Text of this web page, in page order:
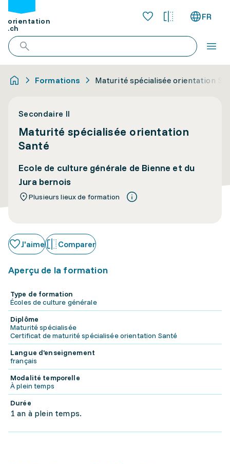
orientation
.ch
FR
Formations Maturité spécialisée orientation
Secondaire II
Maturité spécialisée orientation
Santé
Ecole de culture générale de Bienne et du
Jura bernois
Plusieurs lieux de formation
J'aime Comparer
Aperçu de la formation
Type de formation
Écoles de culture générale
Diplôme
Maturité spécialisée
Certificat de maturité spécialisée orientation Santé
Langue d'enseignement
français
Modalité temporelle
À plein temps
Durée
1 an à plein temps.